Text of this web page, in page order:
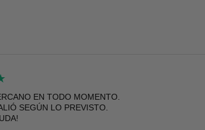
EN TODO MOMENTO.
SEGÚN LO PREVISTO.